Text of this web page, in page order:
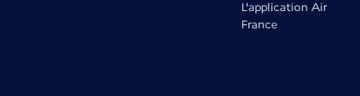
L'application Air
France